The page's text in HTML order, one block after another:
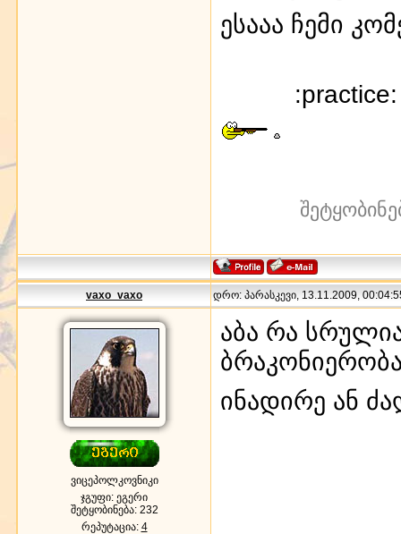
ესააა ჩემი
vaxo_vaxo დრო: პარასკევი, 13.11.2009,
ვიცეპოლკოვნიკი
ჯგუფი: ეგერი
შეტყობინება: 232
რეპუტაცია: 4
აბა რა
ინადირე ან